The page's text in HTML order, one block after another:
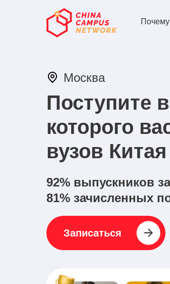
Поступите
которого
вузов Китая
Москва
92% выпускников
81% зачисленных
Записаться